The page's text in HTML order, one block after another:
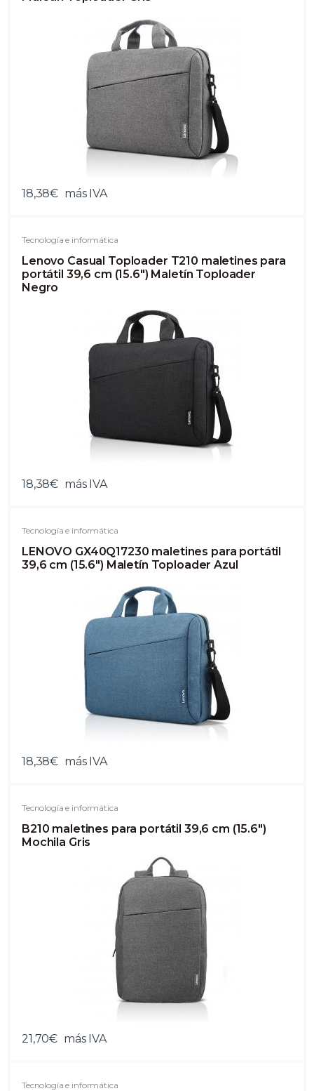
18,38€ más IVA
Tecnología e informática
Lenovo Casual Toploader T210 maletines para
portátil 39,6 cm (15.6") Maletín Toploader
Negro
18,38€ más IVA
Tecnología e informática
LENOVO GX40Q17230 maletines para portátil
39,6 cm (15.6") Maletín Toploader Azul
18,38€ más IVA
Tecnología e informática
B210 maletines para portátil 39,6 cm (15.6")
Mochila Gris
21,70€ más IVA
Tecnología e informática